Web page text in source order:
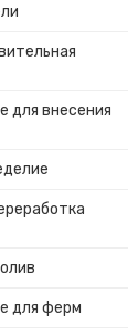
для внесения
для ферм